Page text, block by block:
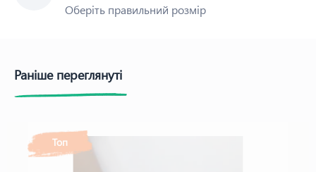
Оберіть правильний розмір
Раніше переглянуті
Топ